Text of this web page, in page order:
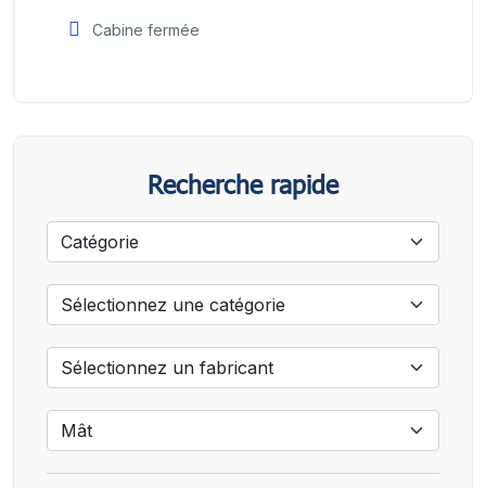
Cabine fermée
Recherche rapide